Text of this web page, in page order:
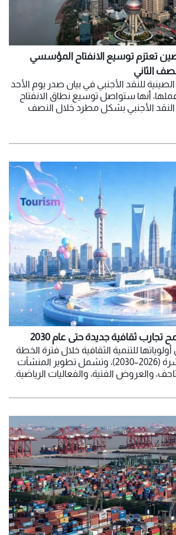
تعتزم توسيع الانفتاح المؤسسي
الثاني
للنقد الأجنبي في بيان صدر يوم الأحد
أنها ستواصل توسيع نطاق الانفتاح
الأجنبي بشكل مطرد خلال النصف
ثقافية جديدة حتى عام 2030
للتنمية الثقافية خلال فترة الخطة
الخمسية الخامسة عشرة (2026–2030)، وتشمل تطوير المنشآت
والعروض الفنية، والفعاليات الرياضية.